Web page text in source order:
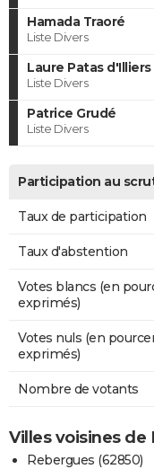
Hamada Traoré
Liste Divers
Laure Patas d'Illiers
Liste Divers
Patrice Grudé
Liste Divers
Participation au
Taux de participation
Taux d'abstention
Votes blancs (en
exprimés)
Votes nuls (en
exprimés)
Nombre de votants
Villes voisines de
Rebergues (62850)